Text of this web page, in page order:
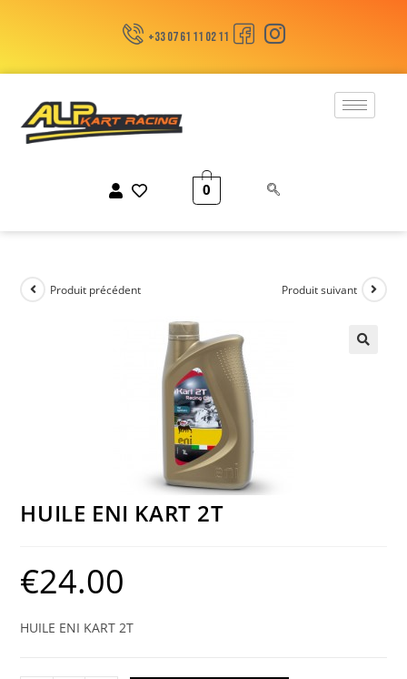
+33 07 61 11 02 11
0
Produit précédent Produit suivant
HUILE ENI KART 2T
€24.00
HUILE ENI KART 2T